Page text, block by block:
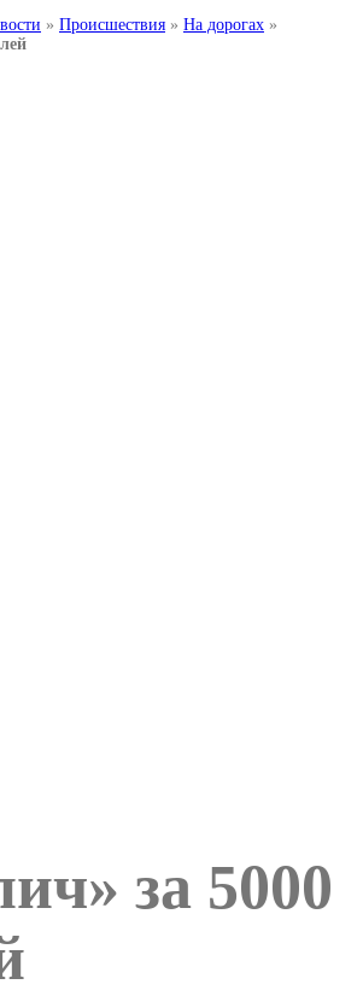
» Происшествия » На дорогах »
за 5000